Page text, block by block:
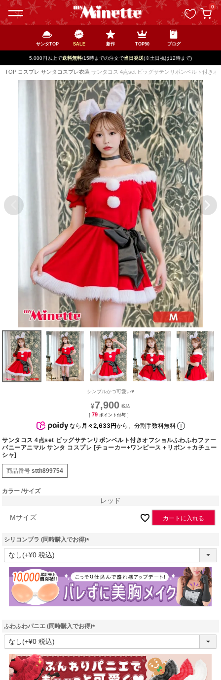
0
サンタTOP SALE 新作 TOP50 ブログ
5,000円以上で送料無料/15時までの注文で当日発送(※土日祝は12時まで)
TOP コスプレ サンタコスプレ衣装 サンタコス 4点set ビッグサテンリボンベルト付き
シンプルかつ可愛い♥
¥7,900
[ 79 ポイント付与 ]
なら 月々2,633円から。分割手数料無料
サンタコス 4点set ビッグサテンリボンベルト付きオフショルふわふわファー
バニーアニマル サンタ コスプレ [チョーカー+ワンピース＋リボン＋カチュー
シャ]
商品番号 stth899754
カラー サイズ
レッド
Mサイズ カートに入れる
シリコンブラ (同時購入でお得)
(
須
)
ふわふわパニエ (同時購入でお得)
(
須
)
ペー
ジト
ップ